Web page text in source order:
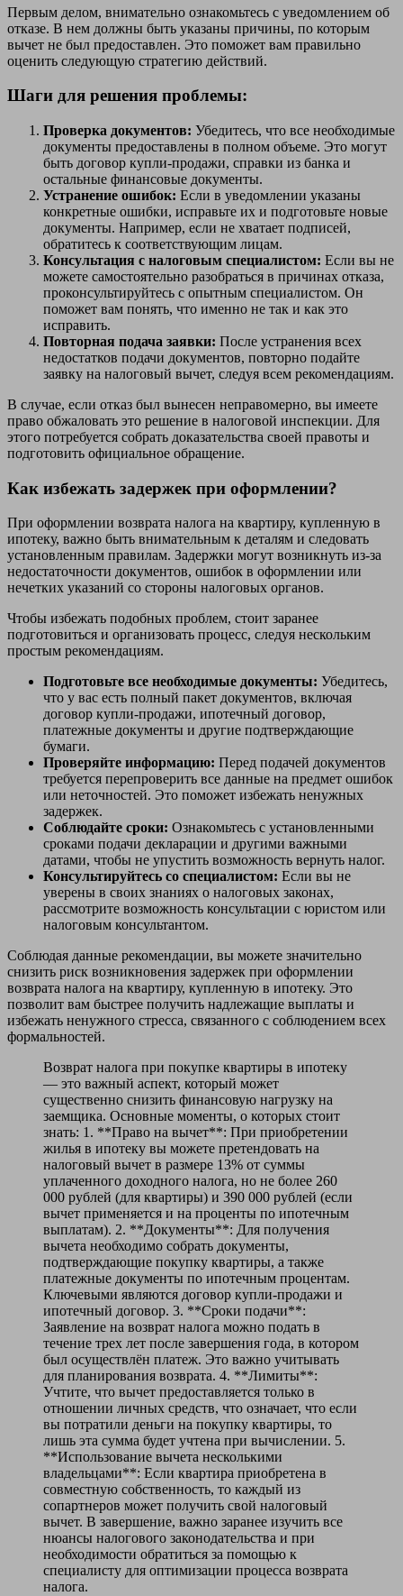
Первым делом, внимательно ознакомьтесь с уведомлением об
отказе. В нем должны быть указаны причины, по которым
вычет не был предоставлен. Это поможет вам правильно
оценить следующую стратегию действий.
Шаги для решения проблемы:
Проверка документов: Убедитесь, что все необходимые
документы предоставлены в полном объеме. Это могут
быть договор купли-продажи, справки из банка и
остальные финансовые документы.
Устранение ошибок: Если в уведомлении указаны
конкретные ошибки, исправьте их и подготовьте новые
документы. Например, если не хватает подписей,
обратитесь к соответствующим лицам.
Консультация с налоговым специалистом: Если вы не
можете самостоятельно разобраться в причинах отказа,
проконсультируйтесь с опытным специалистом. Он
поможет вам понять, что именно не так и как это
исправить.
Повторная подача заявки: После устранения всех
недостатков подачи документов, повторно подайте
заявку на налоговый вычет, следуя всем рекомендациям.
В случае, если отказ был вынесен неправомерно, вы имеете
право обжаловать это решение в налоговой инспекции. Для
этого потребуется собрать доказательства своей правоты и
подготовить официальное обращение.
Как избежать задержек при оформлении?
При оформлении возврата налога на квартиру, купленную в
ипотеку, важно быть внимательным к деталям и следовать
установленным правилам. Задержки могут возникнуть из-за
недостаточности документов, ошибок в оформлении или
нечетких указаний со стороны налоговых органов.
Чтобы избежать подобных проблем, стоит заранее
подготовиться и организовать процесс, следуя нескольким
простым рекомендациям.
Подготовьте все необходимые документы: Убедитесь,
что у вас есть полный пакет документов, включая
договор купли-продажи, ипотечный договор,
платежные документы и другие подтверждающие
бумаги.
Проверяйте информацию: Перед подачей документов
требуется перепроверить все данные на предмет ошибок
или неточностей. Это поможет избежать ненужных
задержек.
Соблюдайте сроки: Ознакомьтесь с установленными
сроками подачи декларации и другими важными
датами, чтобы не упустить возможность вернуть налог.
Консультируйтесь со специалистом: Если вы не
уверены в своих знаниях о налоговых законах,
рассмотрите возможность консультации с юристом или
налоговым консультантом.
Соблюдая данные рекомендации, вы можете значительно
снизить риск возникновения задержек при оформлении
возврата налога на квартиру, купленную в ипотеку. Это
позволит вам быстрее получить надлежащие выплаты и
избежать ненужного стресса, связанного с соблюдением всех
формальностей.
Возврат налога при покупке квартиры в ипотеку
— это важный аспект, который может
существенно снизить финансовую нагрузку на
заемщика. Основные моменты, о которых стоит
знать: 1. **Право на вычет**: При приобретении
жилья в ипотеку вы можете претендовать на
налоговый вычет в размере 13% от суммы
уплаченного доходного налога, но не более 260
000 рублей (для квартиры) и 390 000 рублей (если
вычет применяется и на проценты по ипотечным
выплатам). 2. **Документы**: Для получения
вычета необходимо собрать документы,
подтверждающие покупку квартиры, а также
платежные документы по ипотечным процентам.
Ключевыми являются договор купли-продажи и
ипотечный договор. 3. **Сроки подачи**:
Заявление на возврат налога можно подать в
течение трех лет после завершения года, в котором
был осуществлён платеж. Это важно учитывать
для планирования возврата. 4. **Лимиты**:
Учтите, что вычет предоставляется только в
отношении личных средств, что означает, что если
вы потратили деньги на покупку квартиры, то
лишь эта сумма будет учтена при вычислении. 5.
**Использование вычета несколькими
владельцами**: Если квартира приобретена в
совместную собственность, то каждый из
сопартнеров может получить свой налоговый
вычет. В завершение, важно заранее изучить все
нюансы налогового законодательства и при
необходимости обратиться за помощью к
специалисту для оптимизации процесса возврата
налога.